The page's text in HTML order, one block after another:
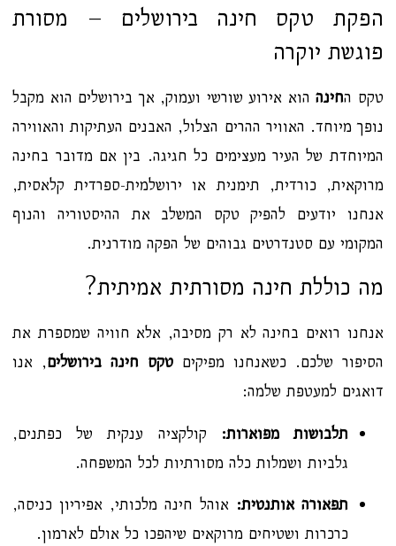
הפקת טקס חינה בירושלים – מסורת
פוגשת יוקרה
טקס החינההוא אירוע שורשי ועמוק, אך בירושלים הוא מקבל
נופך מיוחד. האוויר ההרים הצלול, האבנים העתיקות והאווירה
המיוחדת של העיר מעצימים כל חגיגה. בין אם מדובר בחינה
מרוקאית, כורדית, תימנית או ירושלמית-ספרדית קלאסית,
אנחנו יודעים להפיק טקס המשלב את ההיסטוריה והנוף
המקומי עם סטנדרטים גבוהים של הפקה מודרנית.
מה כוללת חינה מסורתית אמיתית?
אנחנו רואים בחינה לא רק מסיבה, אלא חוויה שמספרת את
הסיפור שלכם. כשאנחנו מפיקים טקס חינה בירושלים, אנו
דואגים למעטפת שלמה:
תלבושות מפוארות:קולקציה ענקית של כפתנים,
גלביות ושמלות כלה מסורתיות לכל המשפחה.
תפאורה אותנטית:אוהל חינה מלכותי, אפיריון כניסה,
כרכרות ושטיחים מרוקאים שיהפכו כל אולם לארמון.